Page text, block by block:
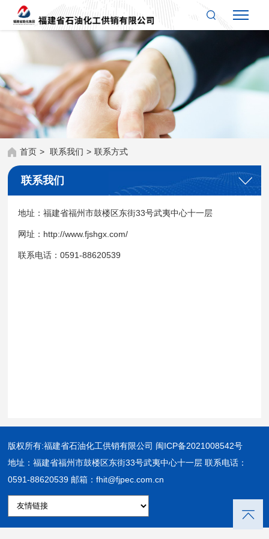
首页 > 联系我们 > 联系方式
联系我们
地址：福建省福州市鼓楼区东街33号武夷中心十一层
网址：http://www.fjshgx.com/
联系电话：0591-88620539
版权所有:福建省石油化工供销有限公司 闽ICP备2021008542号
地址：福建省福州市鼓楼区东街33号武夷中心十一层 联系电话：
0591-88620539 邮箱：fhit@fjpec.com.cn